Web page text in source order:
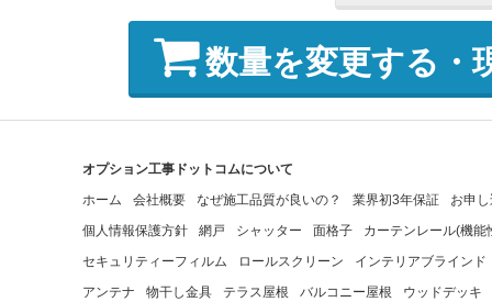
数量を変更する・
オプション工事ドットコムについて
ホーム
会社概要 なぜ施工品質が良いの？ 業界初3年保証
お申
個人情報保護方針
網戸 シャッター 面格子
カーテンレール(機能
セキュリティーフィルム
ロールスクリーン
インテリアブラインド
アンテナ
物干し金具 テラス屋根 バルコニー屋根
ウッドデッキ